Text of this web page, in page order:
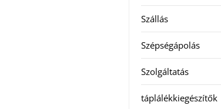
Szállás
Szépségápolás
Szolgáltatás
táplálékkiegészítők